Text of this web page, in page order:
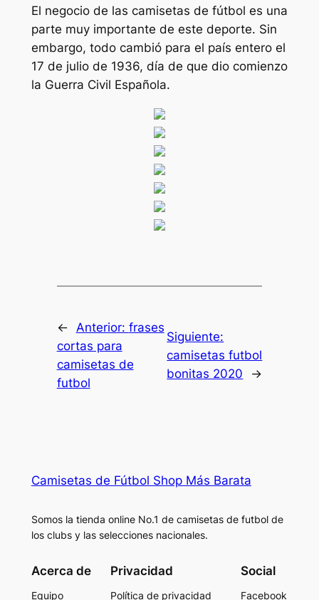
El negocio de las camisetas de fútbol es una
parte muy importante de este deporte. Sin
embargo, todo cambió para el país entero el
17 de julio de 1936, día de que dio comienzo
la Guerra Civil Española.
← Anterior: frases
cortas para
camisetas de
futbol
Siguiente:
camisetas futbol
bonitas 2020
→
Camisetas de Fútbol Shop Más Barata
Somos la tienda online No.1 de camisetas de futbol de
los clubs y las selecciones nacionales.
Acerca de
Equipo
Privacidad
Política de privacidad
Social
Facebook